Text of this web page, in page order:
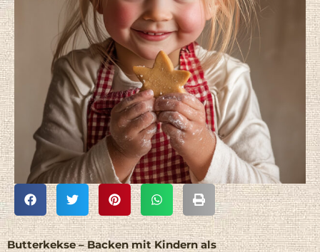
Butterkekse – Backen mit Kindern als